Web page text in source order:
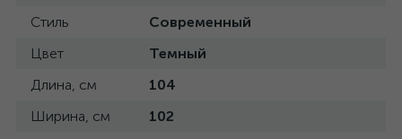
Стиль
Современный
Цвет
Темный
Длина, см
104
Ширина, см
102